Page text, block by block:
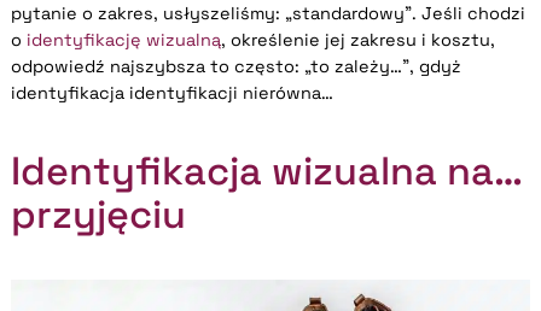
pytanie o zakres, usłyszeliśmy: „standardowy”. Jeśli chodzi
o identyfikację wizualną, określenie jej zakresu i kosztu,
odpowiedź najszybsza to często: „to zależy…”, gdyż
identyfikacja identyfikacji nierówna…
Identyfikacja wizualna na…
przyjęciu